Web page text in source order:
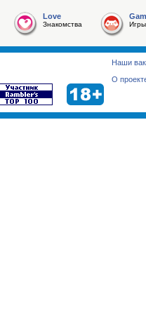
Love
Знакомства Игры
Наши
О